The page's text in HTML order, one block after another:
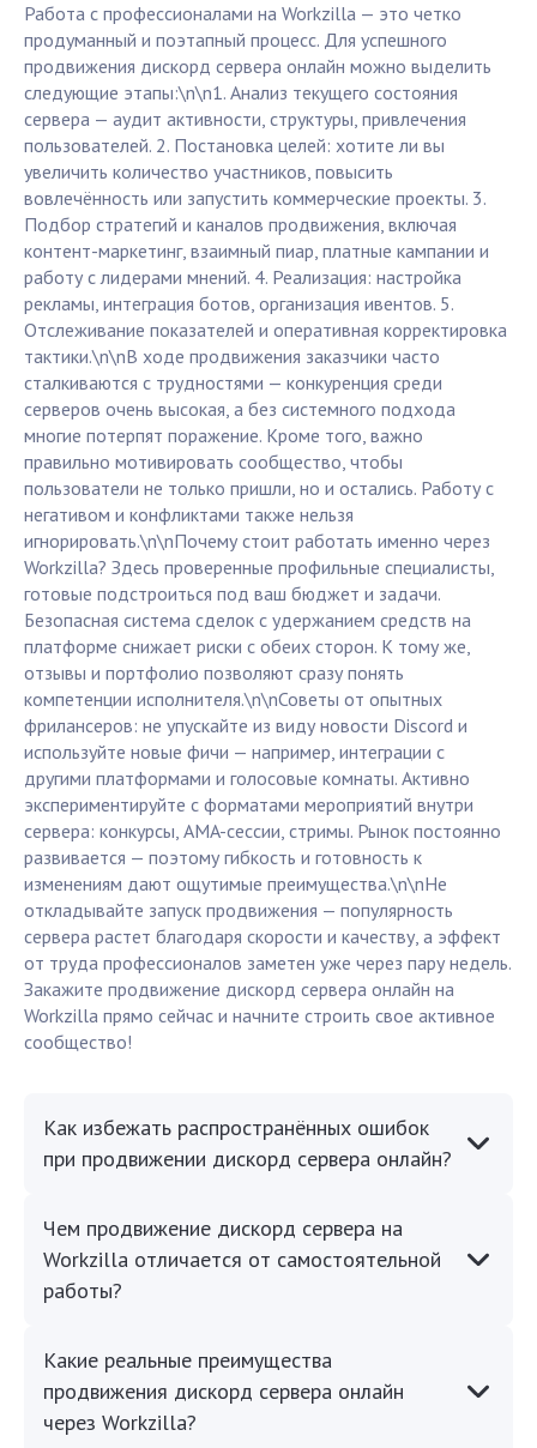
Работа с профессионалами на Workzilla — это четко
продуманный и поэтапный процесс. Для успешного
продвижения дискорд сервера онлайн можно выделить
следующие этапы:\n\n1. Анализ текущего состояния
сервера — аудит активности, структуры, привлечения
пользователей. 2. Постановка целей: хотите ли вы
увеличить количество участников, повысить
вовлечённость или запустить коммерческие проекты. 3.
Подбор стратегий и каналов продвижения, включая
контент-маркетинг, взаимный пиар, платные кампании и
работу с лидерами мнений. 4. Реализация: настройка
рекламы, интеграция ботов, организация ивентов. 5.
Отслеживание показателей и оперативная корректировка
тактики.\n\nВ ходе продвижения заказчики часто
сталкиваются с трудностями — конкуренция среди
серверов очень высокая, а без системного подхода
многие потерпят поражение. Кроме того, важно
правильно мотивировать сообщество, чтобы
пользователи не только пришли, но и остались. Работу с
негативом и конфликтами также нельзя
игнорировать.\n\nПочему стоит работать именно через
Workzilla? Здесь проверенные профильные специалисты,
готовые подстроиться под ваш бюджет и задачи.
Безопасная система сделок с удержанием средств на
платформе снижает риски с обеих сторон. К тому же,
отзывы и портфолио позволяют сразу понять
компетенции исполнителя.\n\nСоветы от опытных
фрилансеров: не упускайте из виду новости Discord и
используйте новые фичи — например, интеграции с
другими платформами и голосовые комнаты. Активно
экспериментируйте с форматами мероприятий внутри
сервера: конкурсы, AMA-сессии, стримы. Рынок постоянно
развивается — поэтому гибкость и готовность к
изменениям дают ощутимые преимущества.\n\nНе
откладывайте запуск продвижения — популярность
сервера растет благодаря скорости и качеству, а эффект
от труда профессионалов заметен уже через пару недель.
Закажите продвижение дискорд сервера онлайн на
Workzilla прямо сейчас и начните строить свое активное
сообщество!
Как избежать распространённых ошибок
при продвижении дискорд сервера онлайн?
Чем продвижение дискорд сервера на
Workzilla отличается от самостоятельной
работы?
Какие реальные преимущества
продвижения дискорд сервера онлайн
через Workzilla?